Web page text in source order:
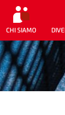
CHI SIAMO